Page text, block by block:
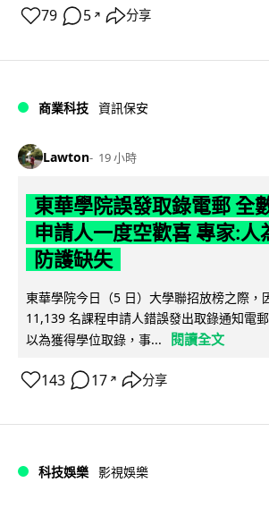
79 5 ↗ 分享
商業科技 資訊保安
Lawton 19 小時
東華學院誤發取錄電郵 全
申請人一度空歡喜 專家:人
防護缺失
東華學院今日（5 日）大學聯招放榜之際，
11,139 名課程申請人錯誤發出取錄通知電
以為獲得學位取錄，事...
閱讀全文
143 17 ↗ 分享
科技娛樂 影視娛樂